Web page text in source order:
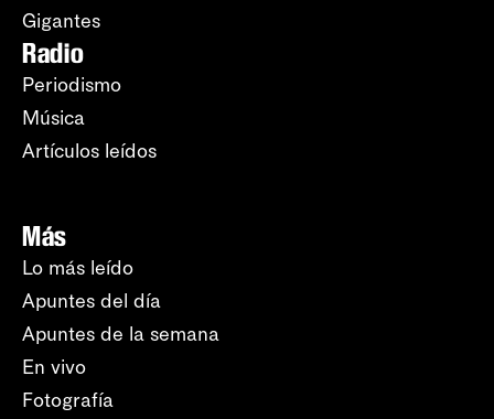
Gigantes
Radio
Periodismo
Música
Artículos leídos
Más
Lo más leído
Apuntes del día
Apuntes de la semana
En vivo
Fotografía